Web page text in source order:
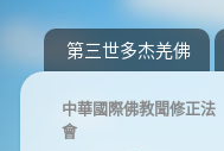
第三世多杰羌佛
中華國際佛教聞修正法
會